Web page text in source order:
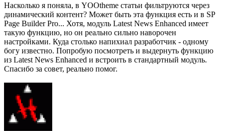
Насколько я поняла, в YOOtheme статьи фильтруются через
динамический контент? Может быть эта функция есть и в SP
Page Builder Pro... Хотя, модуль Latest News Enhanced имеет
такую функцию, но он реально сильно наворочен
настройками. Куда столько напихиал разработчик - одному
богу известно. Попробую посмотреть и выдернуть функцию
из Latest News Enhanced и встроить в стандартный модуль.
Спасибо за совет, реально помог.